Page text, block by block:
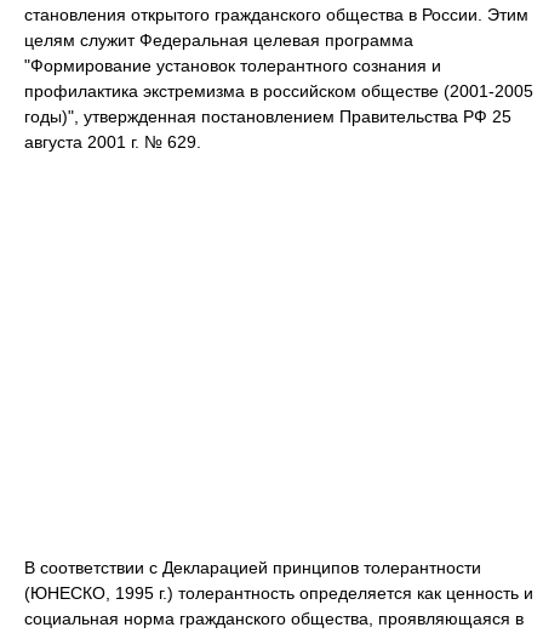
становления открытого гражданского общества в России. Этим
целям служит Федеральная целевая программа
"Формирование установок толерантного сознания и
профилактика экстремизма в российском обществе (2001-2005
годы)", утвержденная постановлением Правительства РФ 25
августа 2001 г. № 629.
В соответствии с Декларацией принципов толерантности
(ЮНЕСКО, 1995 г.) толерантность определяется как ценность и
социальная норма гражданского общества, проявляющаяся в